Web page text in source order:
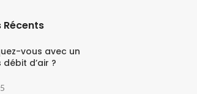
vous avec un
d’air ?